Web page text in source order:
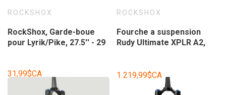
ROCKSHOX
RockShox, Garde-boue
pour Lyrik/Pike, 27.5'' - 29
31,99$CA
ROCKSHOX
Fourche a suspension
Rudy Ultimate XPLR A2,
Rake: 51mm, Rouge
1 219,99$CA